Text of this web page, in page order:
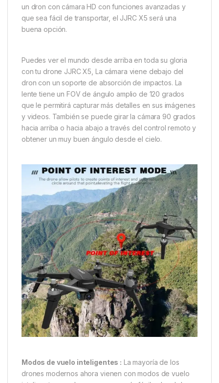
un dron con cámara HD con funciones avanzadas y
que sea fácil de transportar, el JJRC X5 será una
buena opción.
Puedes ver el mundo desde arriba en toda su gloria
con tu drone JJRC X5, La cámara viene debajo del
dron con un soporte de absorción de impactos. La
lente tiene un FOV de ángulo amplio de 120 grados
que le permitirá capturar más detalles en sus imágenes
y videos. También se puede girar la cámara 90 grados
hacia arriba o hacia abajo a través del control remoto y
obtener un muy buen ángulo desde el cielo.
Modos de vuelo inteligentes : La mayoría de los
drones modernos ahora vienen con modos de vuelo